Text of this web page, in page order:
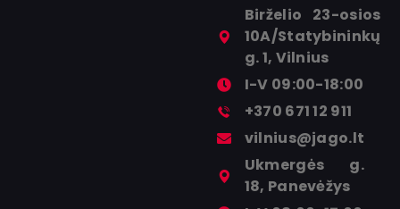
Birželio 23-osios
10A/Statybininkų
g. 1, Vilnius
I-V 09:00-18:00
+370 671 12 911
vilnius@jago.lt
Ukmergės g.
18, Panevėžys